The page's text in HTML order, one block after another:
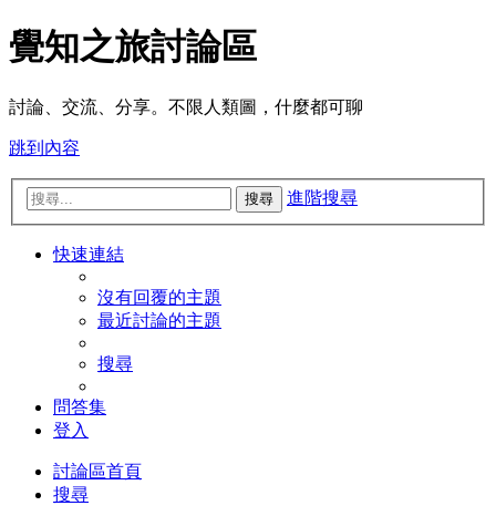
覺知之旅討論區
討論、交流、分享。不限人類圖，什麼都可聊
跳到內容
搜尋 進階搜尋
快速連結
沒有回覆的主題
最近討論的主題
搜尋
問答集
登入
討論區首頁
搜尋